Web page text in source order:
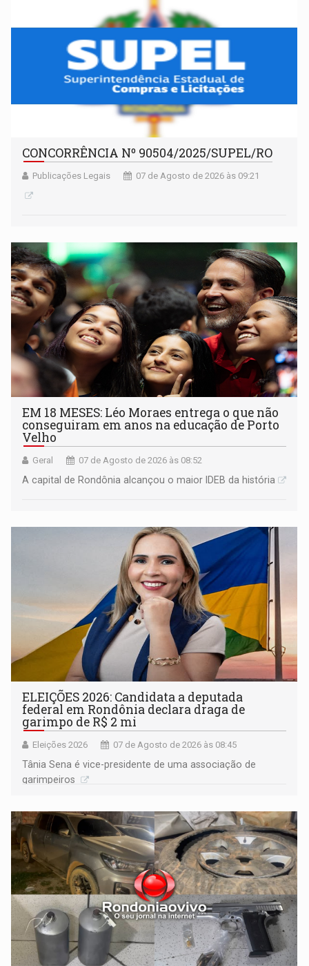
CONCORRÊNCIA Nº 90504/2025/SUPEL/RO
Publicações Legais 07 de Agosto de 2026 às 09:21
EM 18 MESES: Léo Moraes entrega o que não
conseguiram em anos na educação de Porto
Velho
Geral 07 de Agosto de 2026 às 08:52
A capital de Rondônia alcançou o maior IDEB da história
ELEIÇÕES 2026: Candidata a deputada
federal em Rondônia declara draga de
garimpo de R$ 2 mi
Eleições 2026 07 de Agosto de 2026 às 08:45
Tânia Sena é vice-presidente de uma associação de
garimpeiros